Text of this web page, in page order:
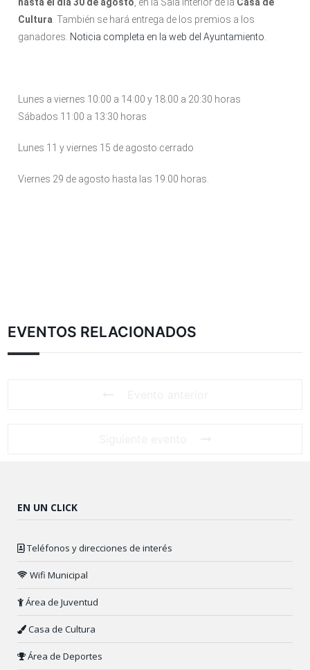
Cultura . También se hará entrega de los premios a los
ganadores. Noticia completa en la web del Ayuntamiento.
Lunes a viernes 10:00 a 14:00 y 18:00 a 20:30 horas
Sábados 11:00 a 13:30 horas
Lunes 11 y viernes 15 de agosto cerrado
Viernes 29 de agosto hasta las 19:00 horas.
EVENTOS RELACIONADOS
EN UN CLICK
Teléfonos y direcciones de interés
Wifi Municipal
Área de Juventud
Casa de Cultura
Área de Deportes